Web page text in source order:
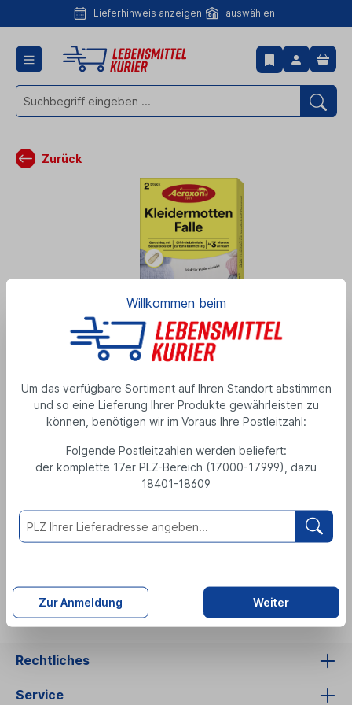
Lieferhinweis
Lieferhinweis anzeigen auswählen
Willkommen beim
Um das verfügbare Sortiment auf Ihren Standort abstimmen
und so eine Lieferung Ihrer Produkte gewährleisten zu
können, benötigen wir im Voraus Ihre Postleitzahl:
Folgende Postleitzahlen werden beliefert:
der komplette 17er PLZ-Bereich (17000-17999), dazu
18401-18609
Zur Anmeldung Weiter
Zurück
Produktnummer: 075261
( 1 Stück = 2,50 € )
inkl. MwSt., zzgl. Versand
4,99 €
n
g
e
Artikeldetails
Rechtliches
Service